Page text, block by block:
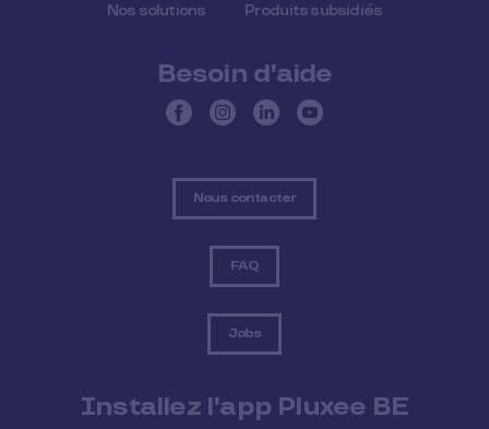
Nos solutions Produits subsidiés
Besoin d'aide
Nous contacter
FAQ
Jobs
Installez l'app Pluxee BE